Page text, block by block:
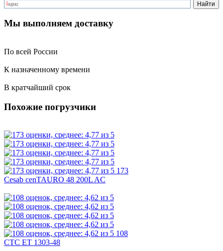
Мы выполняем доставку
По всей России
К назначенному времени
В кратчайший срок
Похожие погрузчики
173
Cesab cenTAURO 48 200L AC
108
CTC ET 1303-48